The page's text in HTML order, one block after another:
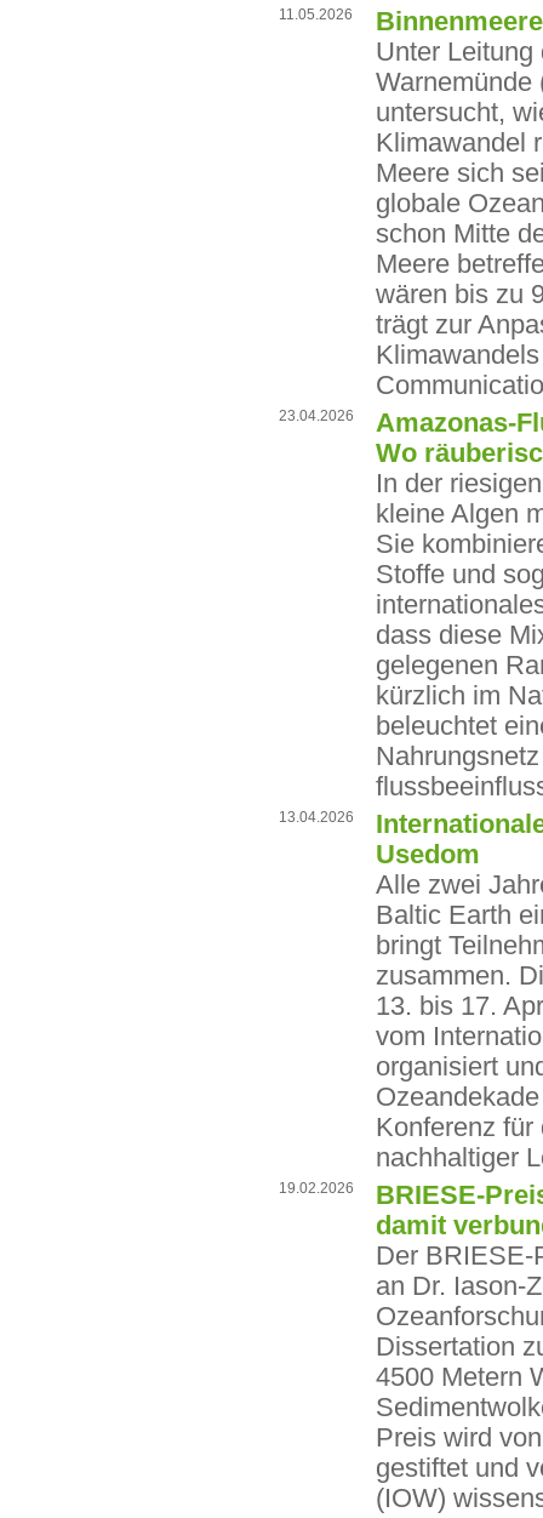
11.05.2026
Unter
Warnemünde
untersucht,
Klimawandel
Meere sich
globale
schon Mitte
Meere
wären bis zu
trägt zur
23.04.2026
Amazonas-
Wo
In der
kleine Algen
Sie
Stoffe und
dass diese
gelegenen
kürzlich im
beleuchtet
13.04.2026
Usedom
Alle zwei
Baltic Earth
bringt
zusammen.
13. bis 17.
vom
organisiert
Konferenz
nachhaltiger
19.02.2026
BRIESE-
damit
Der BRIESE-
an Dr. Iason-
Dissertation
4500 Metern
Preis wird
gestiftet und
(IOW)